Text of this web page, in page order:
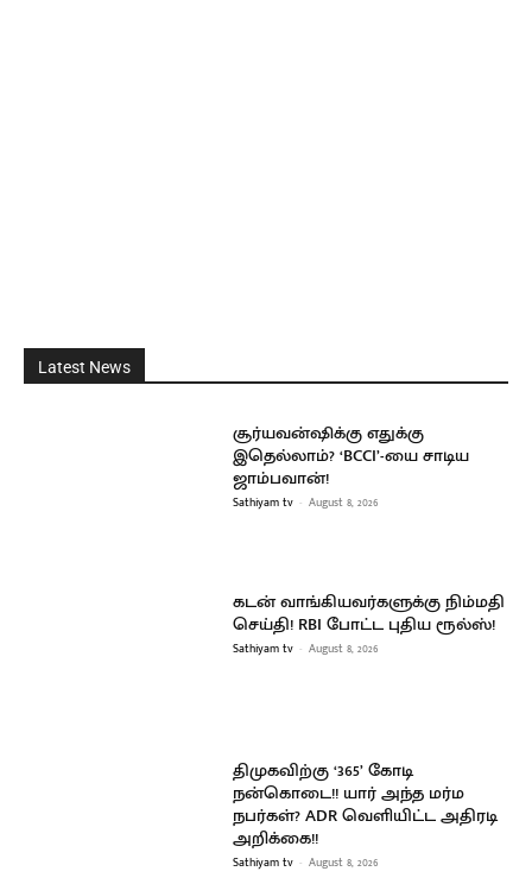
Latest News
சூர்யவன்ஷிக்கு எதுக்கு
இதெல்லாம்? ‘BCCI’-யை சாடிய
ஜாம்பவான்!
Sathiyam tv - August 8, 2026
கடன் வாங்கியவர்களுக்கு நிம்மதி
செய்தி! RBI போட்ட புதிய ரூல்ஸ்!
Sathiyam tv - August 8, 2026
திமுகவிற்கு ‘365’ கோடி
நன்கொடை!! யார் அந்த மர்ம
நபர்கள்? ADR வெளியிட்ட அதிரடி
அறிக்கை!!
Sathiyam tv - August 8, 2026